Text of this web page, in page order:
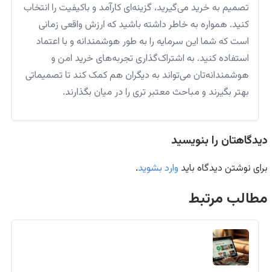
تصمیم به خرید می‌گیرید، گزینه‌ای کارآمد و باکیفیت را انتخاب
کنید. همواره به خاطر داشته باشید که ارزش واقعی زمانی
است که شما این سرمایه را به طور هوشمندانه و با اعتماد
استفاده کنید. به اشتراک‌گذاری تجربه‌های خرید امن و
هوشمندانه‌تان می‌تواند به دیگران هم کمک کند تا تصمیماتی
بهتر بگیرند و مباحث معتبر تری را در میان بگذارند.
دیدگاهتان را بنویسید
برای نوشتن دیدگاه باید وارد بشوید.
مطالب مرتبط